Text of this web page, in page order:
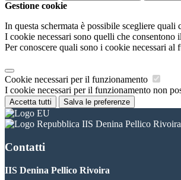
Gestione cookie
In questa schermata è possibile scegliere quali
I cookie necessari sono quelli che
Per conoscere quali sono i cookie necessari al
Cookie necessari per il funzionamento
I cookie necessari per il funzionamento non
Accetta tutti Salva le preferenze
IIS Denina Pellico Rivoira
Contatti
IIS Denina Pellico Rivoira